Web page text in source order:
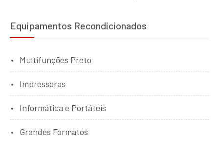
Equipamentos Recondicionados
Multifunções Preto
Impressoras
Informática e Portáteis
Grandes Formatos